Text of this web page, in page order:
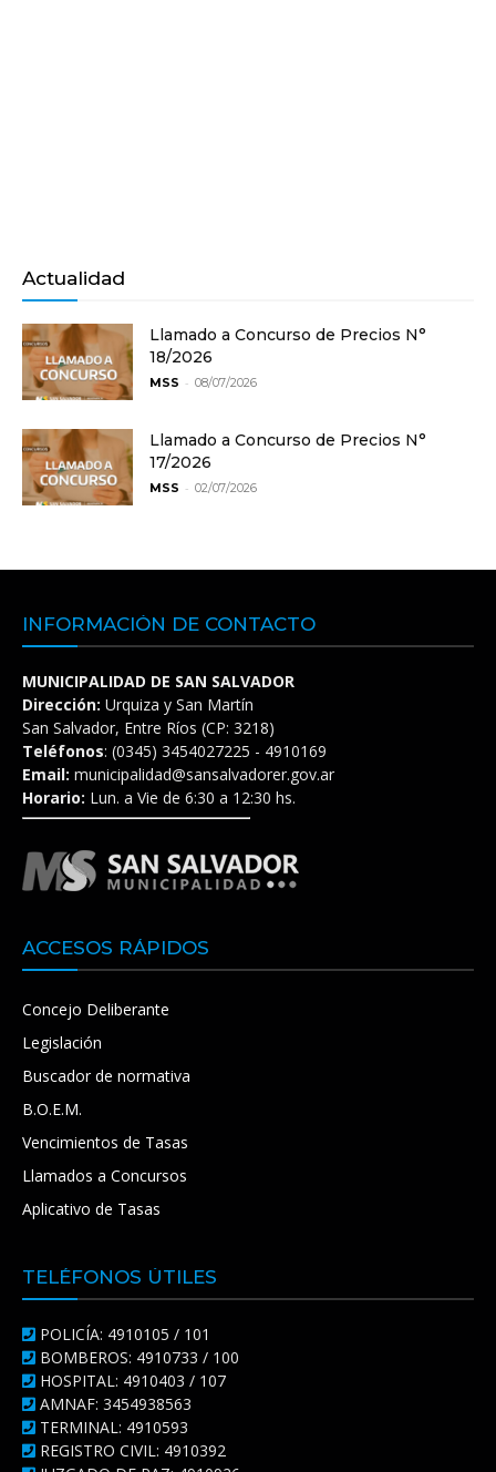
Actualidad
Llamado a Concurso de Precios N°
18/2026
MSS - 08/07/2026
Llamado a Concurso de Precios N°
17/2026
MSS - 02/07/2026
INFORMACIÓN DE CONTACTO
MUNICIPALIDAD DE SAN SALVADOR
Dirección: Urquiza y San Martín
San Salvador, Entre Ríos (CP: 3218)
Teléfonos: (0345) 3454027225 - 4910169
Email: municipalidad@sansalvadorer.gov.ar
Horario: Lun. a Vie de 6:30 a 12:30 hs.
ACCESOS RÁPIDOS
Concejo Deliberante
Legislación
Buscador de normativa
B.O.E.M.
Vencimientos de Tasas
Llamados a Concursos
Aplicativo de Tasas
TELÉFONOS ÚTILES
POLICÍA: 4910105 / 101
BOMBEROS: 4910733 / 100
HOSPITAL: 4910403 / 107
AMNAF: 3454938563
TERMINAL: 4910593
REGISTRO CIVIL: 4910392